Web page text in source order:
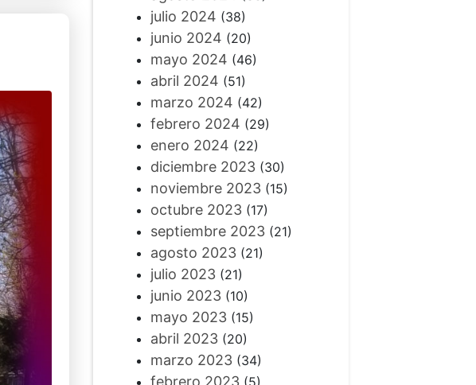
julio 2024 (38)
junio 2024 (20)
mayo 2024 (46)
abril 2024 (51)
marzo 2024 (42)
febrero 2024 (29)
enero 2024 (22)
diciembre 2023(30)
noviembre 2023(15)
octubre 2023(17)
septiembre 2023(21)
agosto 2023(21)
julio 2023(21)
junio 2023(10)
mayo 2023(15)
abril 2023(20)
marzo 2023(34)
febrero 2023